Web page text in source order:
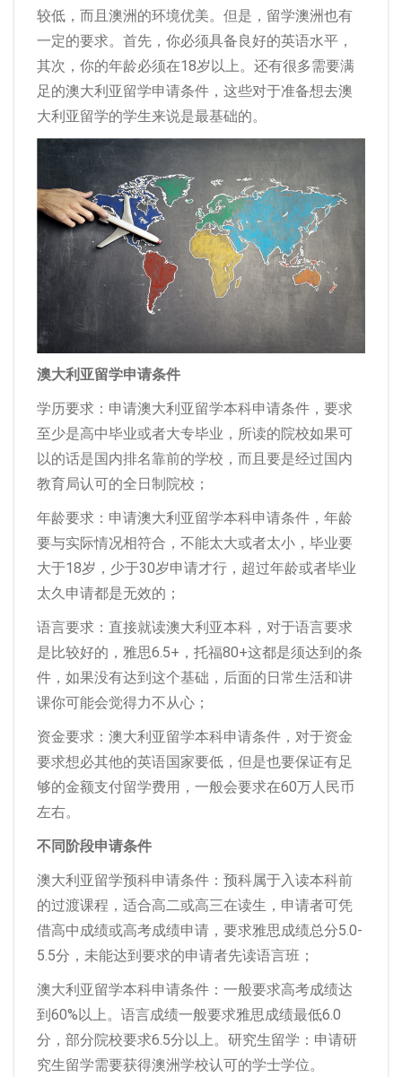
较低，而且澳洲的环境优美。但是，留学澳洲也有
一定的要求。首先，你必须具备良好的英语水平，
其次，你的年龄必须在18岁以上。还有很多需要满
足的澳大利亚留学申请条件，这些对于准备想去澳
大利亚留学的学生来说是最基础的。
澳大利亚留学申请条件
学历要求：申请澳大利亚留学本科申请条件，要求
至少是高中毕业或者大专毕业，所读的院校如果可
以的话是国内排名靠前的学校，而且要是经过国内
教育局认可的全日制院校；
年龄要求：申请澳大利亚留学本科申请条件，年龄
要与实际情况相符合，不能太大或者太小，毕业要
大于18岁，少于30岁申请才行，超过年龄或者毕业
太久申请都是无效的；
语言要求：直接就读澳大利亚本科，对于语言要求
是比较好的，雅思6.5+，托福80+这都是须达到的条
件，如果没有达到这个基础，后面的日常生活和讲
课你可能会觉得力不从心；
资金要求：澳大利亚留学本科申请条件，对于资金
要求想必其他的英语国家要低，但是也要保证有足
够的金额支付留学费用，一般会要求在60万人民币
左右。
不同阶段申请条件
澳大利亚留学预科申请条件：预科属于入读本科前
的过渡课程，适合高二或高三在读生，申请者可凭
借高中成绩或高考成绩申请，要求雅思成绩总分5.0-
5.5分，未能达到要求的申请者先读语言班；
澳大利亚留学本科申请条件：一般要求高考成绩达
到60%以上。语言成绩一般要求雅思成绩最低6.0
分，部分院校要求6.5分以上。研究生留学：申请研
究生留学需要获得澳洲学校认可的学士学位。